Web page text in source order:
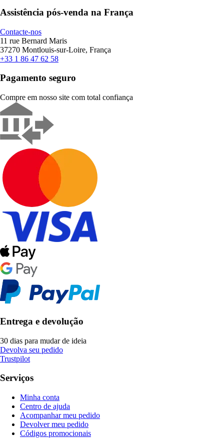
Assistência pós-venda na França
Contacte-nos
11 rue Bernard Maris
37270 Montlouis-sur-Loire, França
+33 1 86 47 62 58
Pagamento seguro
Compre em nosso site com total confiança
Entrega e devolução
30 dias para mudar de ideia
Devolva seu pedido
Trustpilot
Serviços
Minha conta
Centro de ajuda
Acompanhar meu pedido
Devolver meu pedido
Códigos promocionais